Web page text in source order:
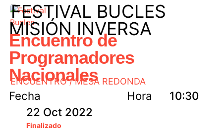
FESTIVAL BUCLES
MISIÓN INVERSA
Encuentro de
Programadores
Nacionales
ENCUENTRO / MESA REDONDA
Fecha
22 Oct 2022
Finalizado
Hora 10:30